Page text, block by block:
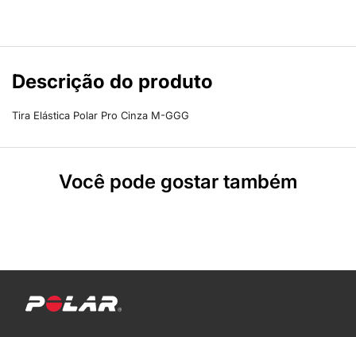
Descrição do produto
Tira Elástica Polar Pro Cinza M-GGG
Você pode gostar também